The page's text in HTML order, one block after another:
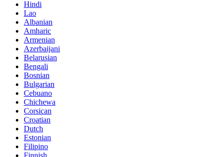
Hindi
Lao
Albanian
Amharic
Armenian
Azerbaijani
Belarusian
Bengali
Bosnian
Bulgarian
Cebuano
Chichewa
Corsican
Croatian
Dutch
Estonian
Filipino
Finnish